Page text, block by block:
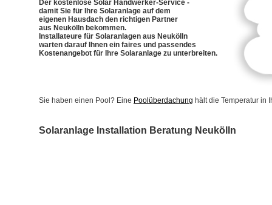
Der kostenlose Solar Handwerker-Service -
damit Sie für Ihre Solaranlage auf dem
eigenen Hausdach den richtigen Partner
aus Neukölln bekommen.
Installateure für Solaranlagen aus Neukölln
warten darauf Ihnen ein faires und passendes
Kostenangebot für Ihre Solaranlage zu unterbreiten.
Sie haben einen Pool? Eine Poolüberdachung hält die Temperatur in
Solaranlage Installation Beratung Neukölln